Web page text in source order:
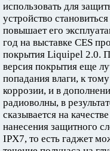
использовать для
устройство
повышает его
год на выставке CES
покрытия Liquipel 2.0.
версия покрытия еще
попадания влаги, к
коррозии, и в
радиоволны, в
сказывается на
нанесения защитного
IPX7, то есть гаджет